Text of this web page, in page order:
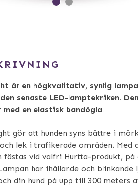
är en högkvalitativ, synlig
senaste LED-lamptekniken.
en elastisk bandögla.
gör att hunden syns bättre i
lek i trafikerade områden. Med
fästas vid valfri Hurtta-produkt, på
har ihållande och blinkande
din hund på upp till 300 meters